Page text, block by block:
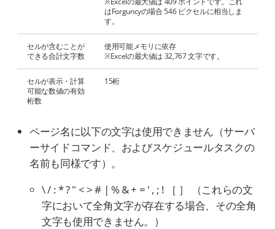
はForguncyの場合 546 ピクセルに相当しま
す。
セルが含むことが
できる合計文字数
使用可能メモリに依存
※Excelの最大値は 32,767 文字です。
セルが表示・計算
可能な数値の有効
桁数
15桁
ページ名に以下の文字は使用できません（サーバ
ーサイドコマンド、およびスケジュールタスクの
名前も同様です）。
\ / : * ? " < > # | % & + = ' , ; ! ［ ］ （これらの文
字において全角文字が存在する場合、その全角
文字も使用できません。）